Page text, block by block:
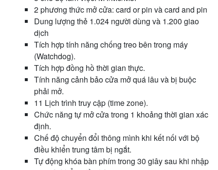
2 phương thức mở cửa: card or pin và card and pin
Dung lượng thẻ 1.024 người dùng và 1.200 giao
dịch
Tích hợp tính năng chống treo bên trong máy
(Watchdog).
Tích hợp đồng hồ thời gian thực.
Tính năng cảnh bảo cửa mở quá lâu và bị buộc
phải mở.
11 Lịch trình truy cập (time zone).
Chức năng tự mở cửa trong 1 khoảng thời gian xác
định.
Chế độ chuyển đổi thông mình khi kết nối với bộ
điều khiển trung tâm bị ngắt.
Tự động khóa bàn phím trong 30 giây sau khi nhập